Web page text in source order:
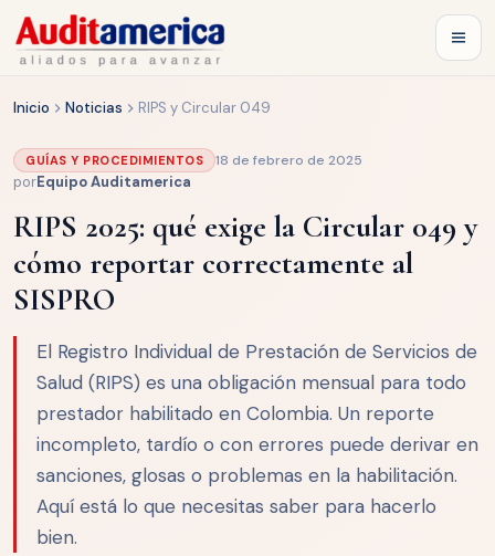
Inicio Noticias RIPS y Circular 049
GUÍAS Y PROCEDIMIENTOS 18 de febrero de 2025
porEquipo Auditamerica
RIPS 2025: qué exige la Circular 049 y
cómo reportar correctamente al
SISPRO
El Registro Individual de Prestación de Servicios de
Salud (RIPS) es una obligación mensual para todo
prestador habilitado en Colombia. Un reporte
incompleto, tardío o con errores puede derivar en
sanciones, glosas o problemas en la habilitación.
Aquí está lo que necesitas saber para hacerlo
bien.